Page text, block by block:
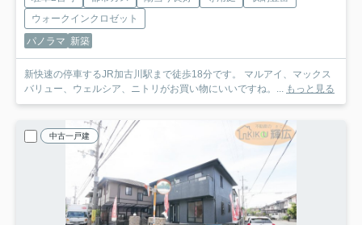
ウォークインクロゼット
パノラマ 新築
新快速の停車するJR加古川駅まで徒歩18分です。 マルアイ、マックス
バリュー、ウェルシア、ニトリがお買い物にいいですね。... もっと見る
中古一戸建